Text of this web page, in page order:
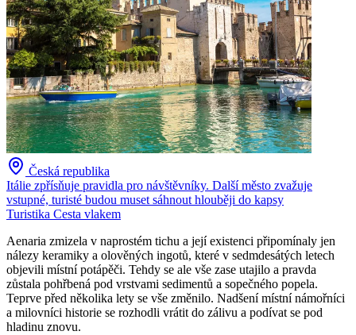
Česká republika
Itálie zpřísňuje pravidla pro návštěvníky. Další město zvažuje
vstupné, turisté budou muset sáhnout hlouběji do kapsy
Turistika Cesta vlakem
Aenaria zmizela v naprostém tichu a její existenci připomínaly jen
nálezy keramiky a olověných ingotů, které v sedmdesátých letech
objevili místní potápěči. Tehdy se ale vše zase utajilo a pravda
zůstala pohřbená pod vrstvami sedimentů a sopečného popela.
Teprve před několika lety se vše změnilo. Nadšení místní námořníci
a milovníci historie se rozhodli vrátit do zálivu a podívat se pod
hladinu znovu.